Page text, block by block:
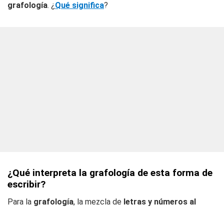
grafología. ¿ Qué significa?
¿Qué interpreta la grafología de esta forma de
escribir?
Para la grafología, la mezcla de letras y números al